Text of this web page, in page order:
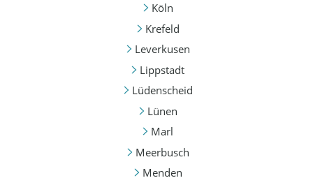
Köln
Krefeld
Leverkusen
Lippstadt
Lüdenscheid
Lünen
Marl
Meerbusch
Menden